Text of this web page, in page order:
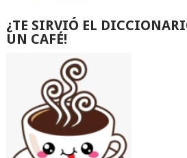
¿TE SIRVIÓ EL
UN CAFÉ!